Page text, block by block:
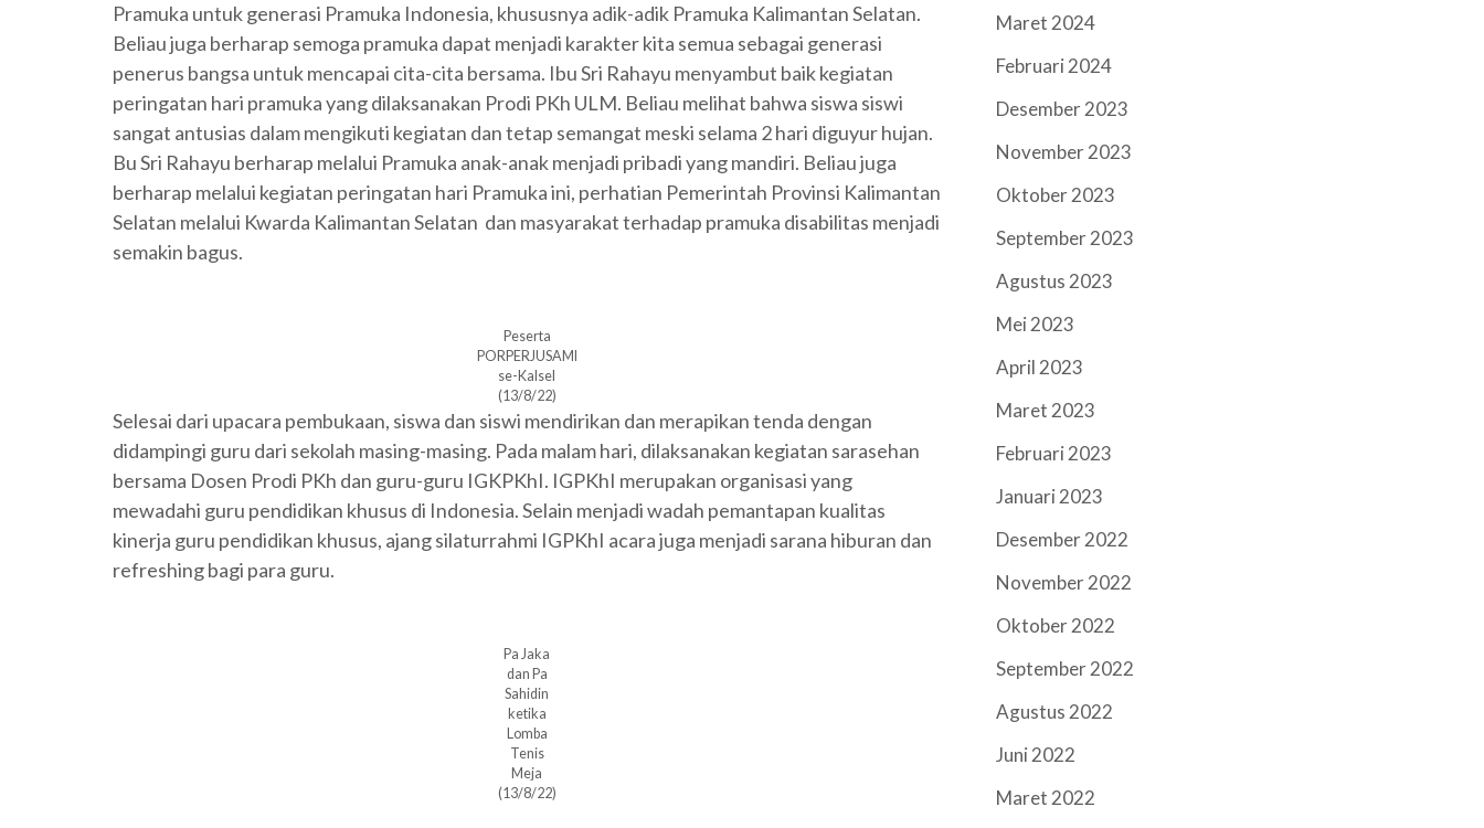
Pramuka untuk generasi Pramuka Indonesia, khususnya adik-adik Pramuka Kalimantan Selatan.
Beliau juga berharap semoga pramuka dapat menjadi karakter kita semua sebagai generasi
penerus bangsa untuk mencapai cita-cita bersama. Ibu Sri Rahayu menyambut baik kegiatan
peringatan hari pramuka yang dilaksanakan Prodi PKh ULM. Beliau melihat bahwa siswa siswi
sangat antusias dalam mengikuti kegiatan dan tetap semangat meski selama 2 hari diguyur hujan.
Bu Sri Rahayu berharap melalui Pramuka anak-anak menjadi pribadi yang mandiri. Beliau juga
berharap melalui kegiatan peringatan hari Pramuka ini, perhatian Pemerintah Provinsi Kalimantan
Selatan melalui Kwarda Kalimantan Selatan dan masyarakat terhadap pramuka disabilitas menjadi
semakin bagus.
Peserta
PORPERJUSAMI
se-Kalsel
(13/8/22)
Selesai dari upacara pembukaan, siswa dan siswi mendirikan dan merapikan tenda dengan
didampingi guru dari sekolah masing-masing. Pada malam hari, dilaksanakan kegiatan sarasehan
bersama Dosen Prodi PKh dan guru-guru IGKPKhI. IGPKhI merupakan organisasi yang
mewadahi guru pendidikan khusus di Indonesia. Selain menjadi wadah pemantapan kualitas
kinerja guru pendidikan khusus, ajang silaturrahmi IGPKhI acara juga menjadi sarana hiburan dan
refreshing bagi para guru.
Pa Jaka
dan Pa
Sahidin
ketika
Lomba
Tenis
Meja
(13/8/22)
Maret 2024
Februari 2024
Desember 2023
November 2023
Oktober 2023
September 2023
Agustus 2023
Mei 2023
April 2023
Maret 2023
Februari 2023
Januari 2023
Desember 2022
November 2022
Oktober 2022
September 2022
Agustus 2022
Juni 2022
Maret 2022